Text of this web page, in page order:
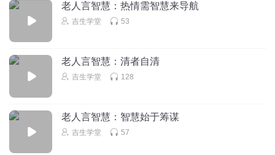
老人言智慧：热情需智慧来导航
吉生学堂 53
老人言智慧：清者自清
吉生学堂 128
老人言智慧：智慧始于筹谋
吉生学堂 57